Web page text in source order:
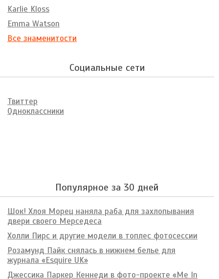
Karlie Kloss
Emma Watson
Все знаменитости
Социальные сети
Твиттер
Одноклассники
Популярное за 30 дней
Шок! Хлоя Морец наняла раба для захлопывания
двери своего Мерседеса
Холли Пирс и другие модели в топлес фотосессии
Розамунд Пайк снялась в нижнем белье для
журнала «Esquire UK»
Джессика Паркер Кеннеди в фото-проекте «Me In